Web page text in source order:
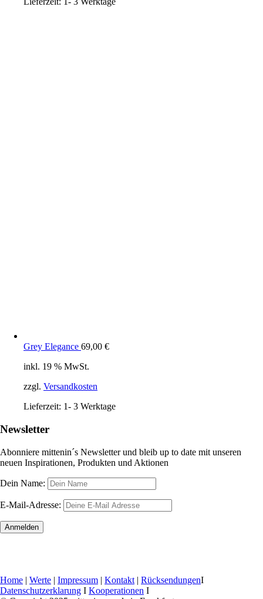
Grey Elegance 69,00 €
inkl. 19 % MwSt.
zzgl. Versandkosten
Lieferzeit: 1- 3 Werktage
Newsletter
Abonniere mittenin´s Newsletter und bleib up to date mit unseren
neuen Inspirationen, Produkten und Aktionen
Dein Name:
E-Mail-Adresse:
Home | Werte | Impressum | Kontakt | RücksendungenI
Datenschutzerklarung I Kooperationen I